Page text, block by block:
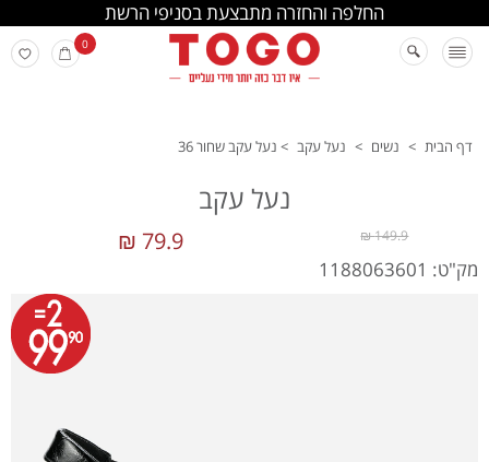
החלפה והחזרה מתבצעת בסניפי הרשת
0
דף הבית > נשים > נעל עקב > נעל עקב שחור 36
נעל עקב
79.9 ₪ 149.9 ₪
מק"ט: 1188063601